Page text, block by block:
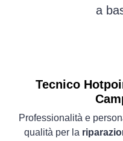
a
Tecnico
Professionalità e
qualità per la